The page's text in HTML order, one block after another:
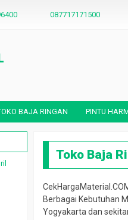
087717171500
BAJA RINGAN PINTU
Toko Baja
Berbagai Kebutuhan
Yogyakarta dan
Harga Rumah Tipe 36 Desain
*Harga Hubungi CS
Tersedia